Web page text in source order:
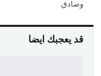
وصادق
قد يعجبك ايضا